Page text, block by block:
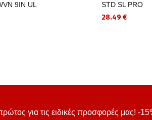
9IN UL
STD SL PRO
28.49 €
για τις ειδικές προσφορές μας! -